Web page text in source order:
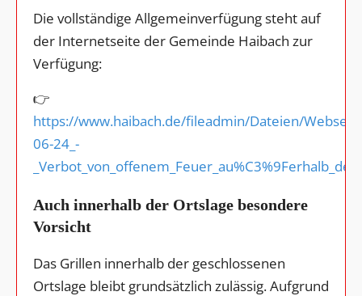
Die vollständige Allgemeinverfügung steht auf
der Internetseite der Gemeinde Haibach zur
Verfügung:
👉
https://www.haibach.de/fileadmin/Dateien/
06-24_-
Auch innerhalb der Ortslage besondere
Vorsicht
Das Grillen innerhalb der geschlossenen
Ortslage bleibt grundsätzlich zulässig. Aufgrund